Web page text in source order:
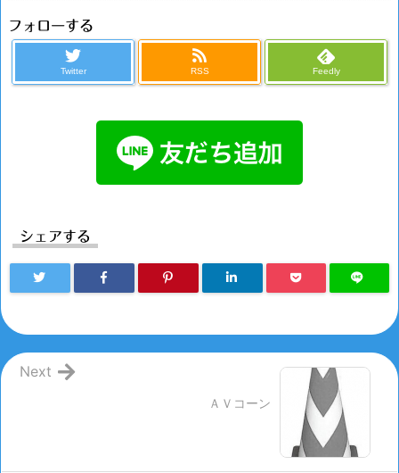
フォローする
Twitter RSS Feedly
シェアする
ＡＶコーン
Next